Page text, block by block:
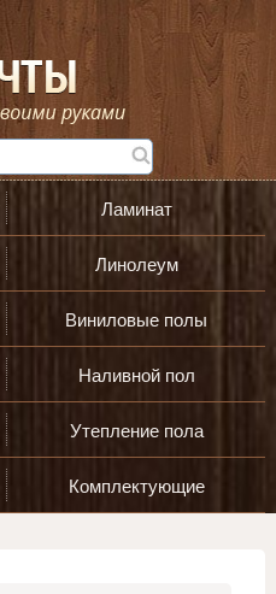
Ламинат
Линолеум
Виниловые полы
Наливной пол
Утепление пола
Комплектующие